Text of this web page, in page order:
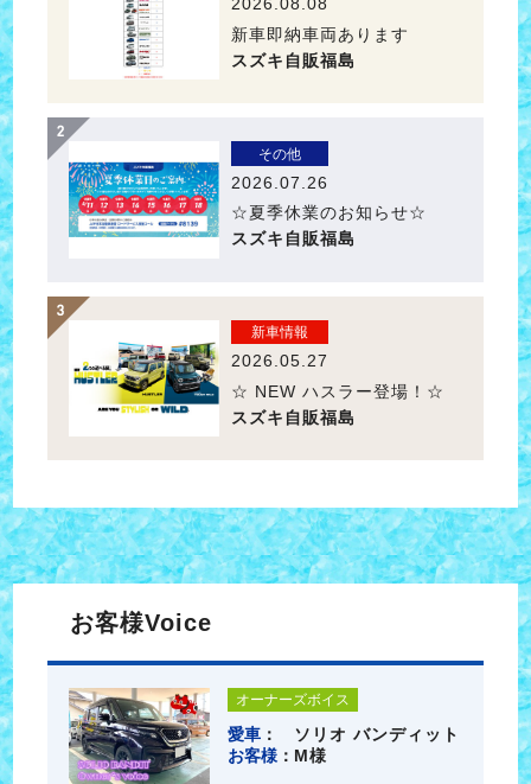
新車即納車両あります
スズキ自販福島
その他
2026.07.26
☆夏季休業のお知らせ☆
スズキ自販福島
新車情報
2026.05.27
☆ NEW ハスラー登場！☆
スズキ自販福島
お客様Voice
オーナーズボイス
愛車
ソリオ バンディット
お客様
M様